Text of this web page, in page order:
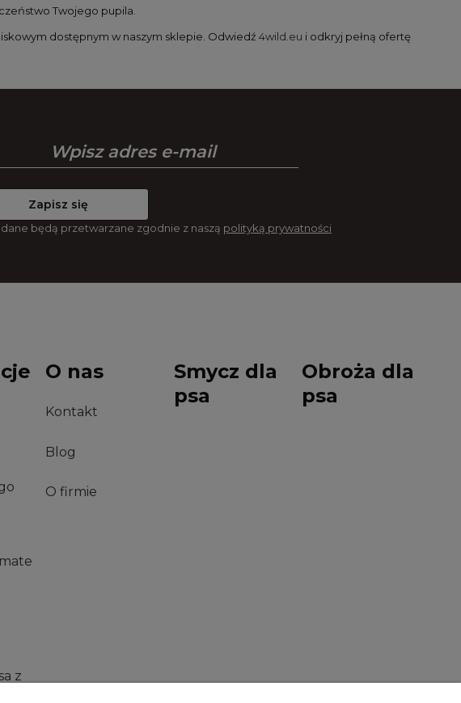
Twojego pupila.
dostępnym w naszym sklepie. Odwiedź 4wild.eu i odkryj pełną ofertę
Zapisz się
będą przetwarzane zgodnie z naszą polityką prywatności
z
O nas
Kontakt
Blog
O firmie
Smycz dla
psa
Obroża dla
psa